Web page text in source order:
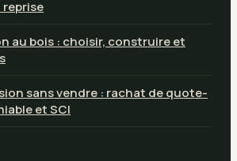
reprise
au bois : choisir, construire et
sans vendre : rachat de quote-
et SCI